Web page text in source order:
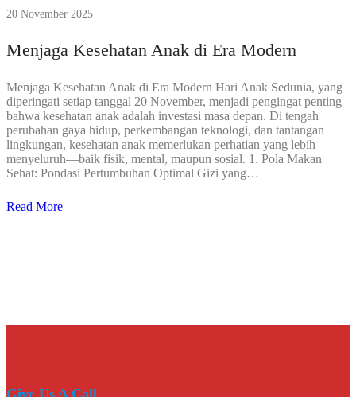
20 November 2025
Menjaga Kesehatan Anak di Era Modern
Menjaga Kesehatan Anak di Era Modern Hari Anak Sedunia, yang
diperingati setiap tanggal 20 November, menjadi pengingat penting
bahwa kesehatan anak adalah investasi masa depan. Di tengah
perubahan gaya hidup, perkembangan teknologi, dan tantangan
lingkungan, kesehatan anak memerlukan perhatian yang lebih
menyeluruh—baik fisik, mental, maupun sosial. 1. Pola Makan
Sehat: Pondasi Pertumbuhan Optimal Gizi yang…
Read More